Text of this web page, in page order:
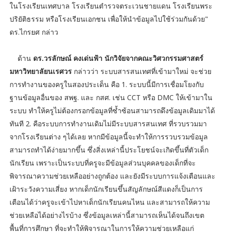
ในโรงเรียนเทศบาล โรงเรียนตำรวจตระเวนชายแดน โรงเรียนพระ
ปริยัติธรรม หรือโรงเรียนเอกชน เพื่อให้นำข้อมูลไปใช้ร่วมกันด้วย"
ดร.ไกรยศ กล่าว
ด้าน ดร.วรลักษณ์ คงเด่นฟ้า นักวิจัยจากคณะวิศวกรรมศาสตร์
มหาวิทยาลัยนเรศวร กล่าวว่า ระบบสารสนเทศที่เข้ามาใหม่ จะช่วย
การทำงานของครูในสองประเด็น คือ 1. ระบบนี้มีการเชื่อมโยงกับ
ฐานข้อมูลอื่นของ สพฐ. และ กสศ. เช่น CCT หรือ DMC ให้เข้ามาใน
ระบบ ทำให้ครูไม่ต้องกรอกข้อมูลที่ซ้ำซ้อนสามารถดึงข้อมูลเดิมมาได้
ทันที 2. คือระบบการทำงานเดิมไม่มีระบบสารสนเทศ ที่รวบรวมมา
จากโรงเรียนต่าง ๆได้เลย หากมีข้อมูลนี้จะทำให้การรวบรวมข้อมูล
สามารถทำได้ง่ายมากขึ้น ซึ่งสิ่งเหล่านี้ประโยชน์จะเกิดขึ้นที่ตัวเด็ก
นักเรียน เพราะเป็นระบบที่ครูจะมีข้อมูลส่วนบุคคลของเด็กที่จะ
พิจารณาความช่วยเหลืออย่างถูกต้อง และยังมีระบบการแจ้งเตือนและ
เฝ้าระวังความเสี่ยง หากเด็กนักเรียนขึ้นสัญลักษณ์สีแดงก็เป็นการ
เตือนได้ว่าครูจะเข้าไปหาเด็กนักเรียนคนไหน และสามารถให้ความ
ช่วยเหลือได้อย่างไรบ้าง ซึ่งข้อมูลเหล่านี้สามารถเห็นได้จนถึงเขต
พื้นที่การศึกษา ที่จะทำให้พิจารณาในการให้ความช่วยเหลือแก่